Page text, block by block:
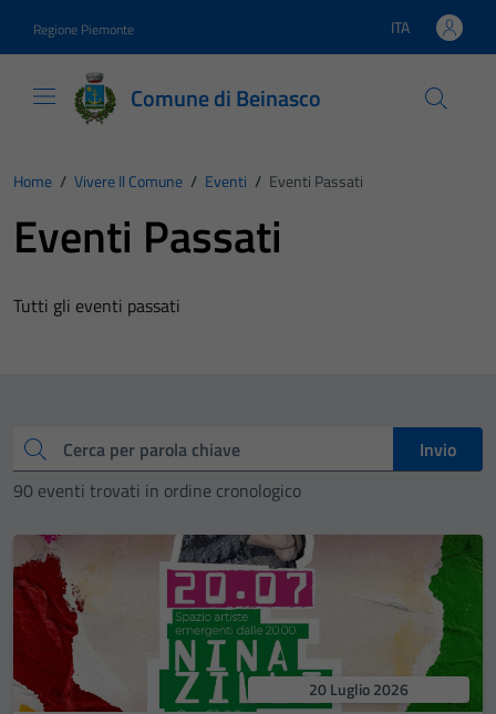
Regione Piemonte Lingua attiva:
ITA
Comune di Beinasco
Home / Vivere Il Comune / Eventi / Eventi Passati
Eventi Passati
Tutti gli eventi passati
Cerca
Invio
90 eventi trovati in ordine cronologico
20 Luglio 2026